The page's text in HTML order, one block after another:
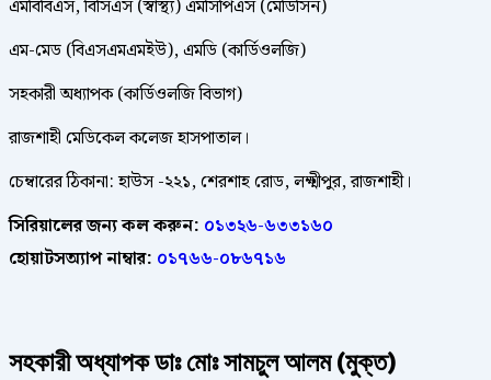
এমবিবিএস, বিসিএস (স্বাস্থ্য) এমসিপিএস (মেডিসিন)
এম-মেড (বিএসএমএমইউ), এমডি (কার্ডিওলজি)
সহকারী অধ্যাপক (কার্ডিওলজি বিভাগ)
রাজশাহী মেডিকেল কলেজ হাসপাতাল।
চেম্বারের ঠিকানা: হাউস -২২১, শেরশাহ রোড, লক্ষ্মীপুর, রাজশাহী।
সিরিয়ালের জন্য কল করুন: ০১৩২৬-৬৩৩১৬০
হোয়াটসঅ্যাপ নাম্বার: ০১৭৬৬-০৮৬৭১৬
সহকারী অধ্যাপক ডাঃ মোঃ সামচুল আলম (মুক্ত)